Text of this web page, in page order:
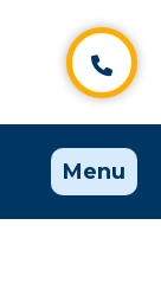
Menu